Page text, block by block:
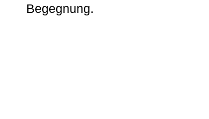
Begegnung.